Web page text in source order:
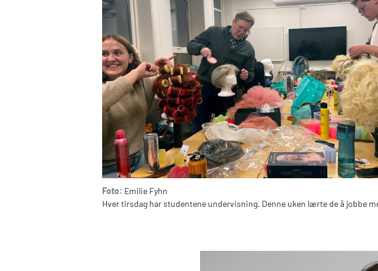
Foto: Emilie Fyhn
Hver tirsdag har studentene undervisning. Denne uken lærte de å jobbe